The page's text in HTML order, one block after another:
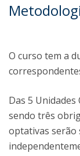
O curso tem a
Das 5
sendo três
optativas serão